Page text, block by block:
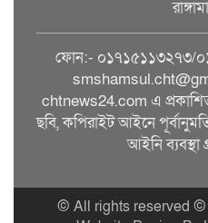
ফোন:- ০১৭১৫১১৩২৭৩/
chtnews24.com এ
ছবি, কপিরাইট আইনে
আইনি ব্যবস্থা
© All rights reserved